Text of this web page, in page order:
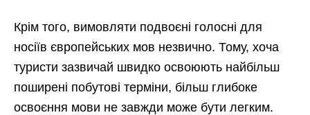
Крім того, вимовляти подвоєні голосні для
носіїв європейських мов незвично. Тому, хоча
туристи зазвичай швидко освоюють найбільш
поширені побутові терміни, більш глибоке
освоєння мови не завжди може бути легким.